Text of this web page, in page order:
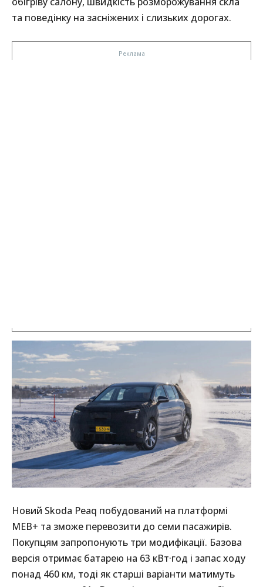
та поведінку на засніжених і слизьких дорогах.
Новий Skoda Peaq побудований на платформі
MEB+ та зможе перевозити до семи пасажирів.
Покупцям запропонують три модифікації. Базова
версія отримає батарею на 63 кВт·год і запас ходу
понад 460 км, тоді як старші варіанти матимуть